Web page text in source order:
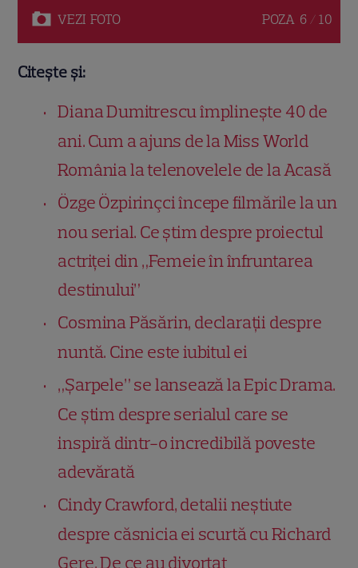
VEZI FOTO POZA 6 / 10
Citește și:
Diana Dumitrescu împlinește 40 de
ani. Cum a ajuns de la Miss World
România la telenovelele de la Acasă
Özge Özpirinçci începe filmările la un
nou serial. Ce știm despre proiectul
actriței din „Femeie în înfruntarea
destinului”
Cosmina Păsărin, declarații despre
nuntă. Cine este iubitul ei
„Șarpele” se lansează la Epic Drama.
Ce știm despre serialul care se
inspiră dintr-o incredibilă poveste
adevărată
Cindy Crawford, detalii neștiute
despre căsnicia ei scurtă cu Richard
Gere. De ce au divorțat